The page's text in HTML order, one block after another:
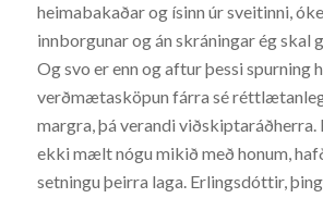
heimabakaðar og ísinn úr sveitinni,
innborgunar og án skráningar ég skal
Og svo er enn og aftur þessi spurning
verðmætasköpun fárra sé
margra, þá verandi viðskiptaráðherra.
ekki mælt nógu mikið með honum,
setningu þeirra laga. Erlingsdóttir,